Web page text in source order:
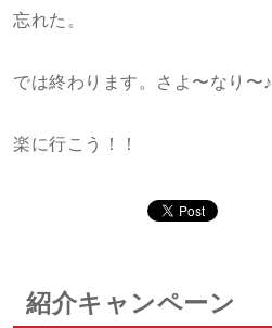
忘れた。
では終わります。さよ〜なり〜♪
楽に行こう！！
紹介キャンペーン